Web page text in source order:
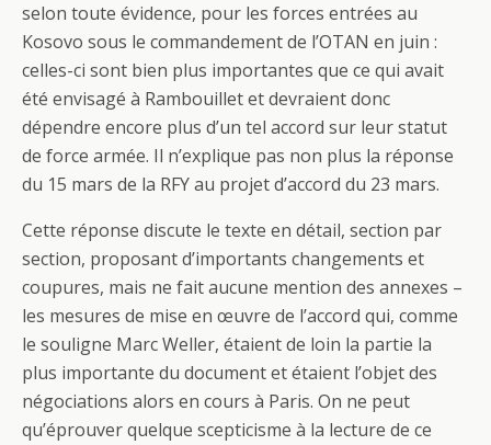
selon toute évidence, pour les forces entrées au
Kosovo sous le commandement de l’OTAN en juin :
celles-ci sont bien plus importantes que ce qui avait
été envisagé à Rambouillet et devraient donc
dépendre encore plus d’un tel accord sur leur statut
de force armée. Il n’explique pas non plus la réponse
du 15 mars de la RFY au projet d’accord du 23 mars.
Cette réponse discute le texte en détail, section par
section, proposant d’importants changements et
coupures, mais ne fait aucune mention des annexes –
les mesures de mise en œuvre de l’accord qui, comme
le souligne Marc Weller, étaient de loin la partie la
plus importante du document et étaient l’objet des
négociations alors en cours à Paris. On ne peut
qu’éprouver quelque scepticisme à la lecture de ce